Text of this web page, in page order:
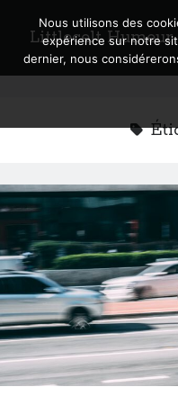
Littlecelt Humeur
Sidebar
Derniers articles
Municipales 2026 : Lyon,
Explorez les Chemins
Lyon !
Quel Lyonnais es-tu, Renaud
A quand une véritable place
Lyon ?
Comment je vis ma vie sur un
Nous utilisons des
expérience sur notre
dernier, nous